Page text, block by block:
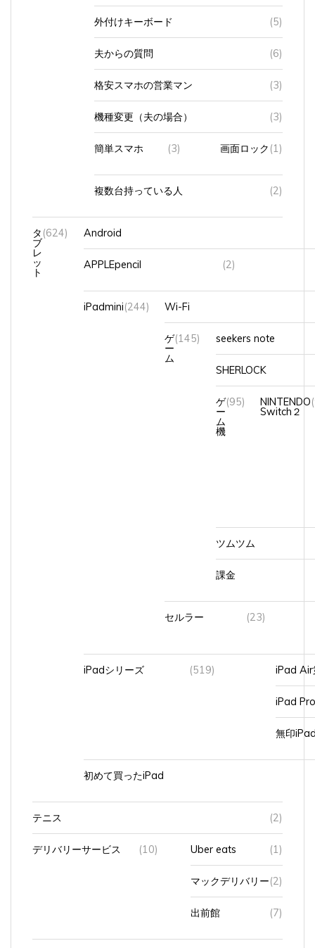
外付けキーボード (5)
夫からの質問 (6)
格安スマホの営業マン (3)
機種変更（夫の場合） (3)
簡単スマホ (3) 画面ロック (1)
複数台持っている人 (2)
タ
ブ
レ
ッ
ト
(624) Android
APPLEpencil (2)
iPadmini(244) Wi-Fi
ゲ
ー
ム
(145) seekers note
SHERLOCK
ゲ
ー
ム
機
(95) NINTENDO
Switch２
ツムツム
課金
セルラー (23)
iPadシリーズ (519) iPad Air
iPad Pro
無印
初めて買ったiPad
テニス (2)
デリバリーサービス (10) Uber eats (1)
マックデリバリー(2)
出前館 (7)